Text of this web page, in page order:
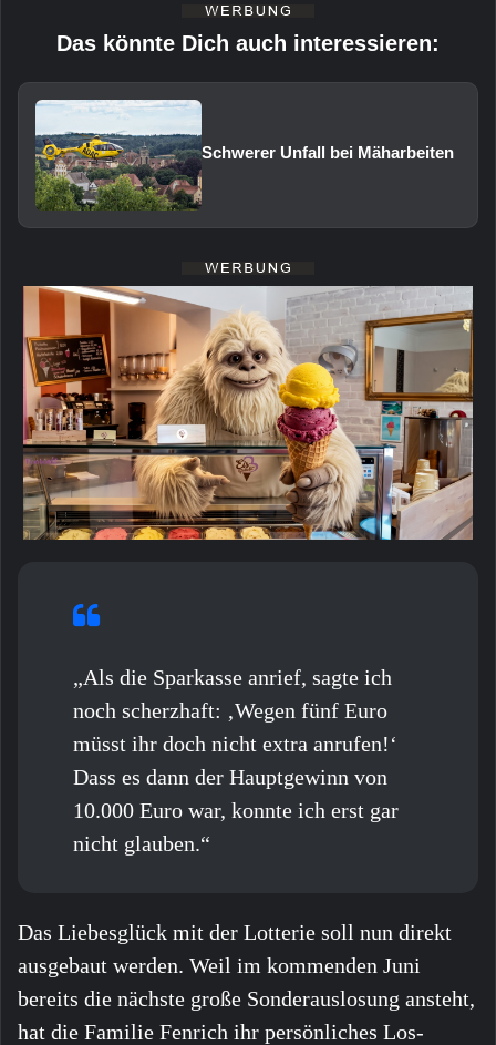
Das könnte Dich auch interessieren:
Schwerer Unfall bei Mäharbeiten
„Als die Sparkasse anrief, sagte ich
noch scherzhaft: ‚Wegen fünf Euro
müsst ihr doch nicht extra anrufen!‘
Dass es dann der Hauptgewinn von
10.000 Euro war, konnte ich erst gar
nicht glauben.“
Das Liebesglück mit der Lotterie soll nun direkt
ausgebaut werden. Weil im kommenden Juni
bereits die nächste große Sonderauslosung ansteht,
hat die Familie Fenrich ihr persönliches Los-